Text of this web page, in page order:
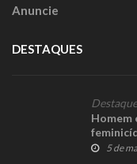
Anuncie
DESTAQUES
Destaque
Homem
5 de